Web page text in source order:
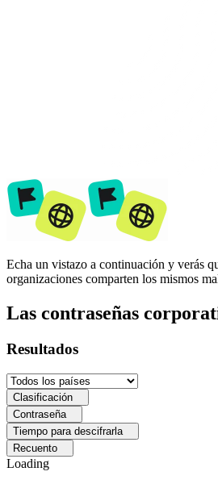
Echa un vistazo a continuación y verás
organizaciones comparten los mismos
Las contraseñas
Resultados
Clasificación
Contraseña
Tiempo para descifrarla
Recuento
Loading